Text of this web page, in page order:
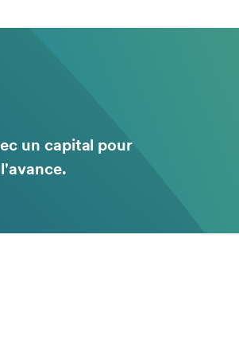
un capital pour